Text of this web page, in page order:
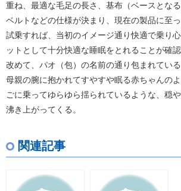
重ね、最適な毛足の長さ、基布（ベースとなる
ベルトなどの仕様が決まり、現在の製品に至っ
試乗すれば、当初のイメージ通り快適で乗り
ットとして十分快適な睡眠をとれることが確認
改めて、パオ（包）の名前の通り包まれている
母親の腕に抱かれてすやすや眠る赤ちゃんの
ごに乗ってゆらゆら揺られているような、穏
沸き上がってくる。
関連記事